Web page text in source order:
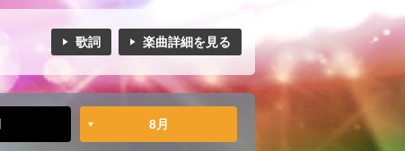
歌詞 楽曲詳細を見る
8月